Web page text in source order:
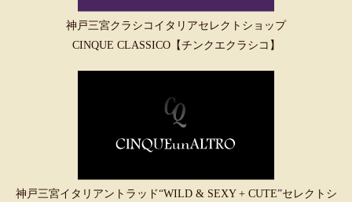
神戸三宮クラシコイタリアセレクトショップ
CINQUE CLASSICO【チンクエクラシコ】
神戸三宮イタリアントラッド“WILD & SEXY + CUTE”セレクトシ